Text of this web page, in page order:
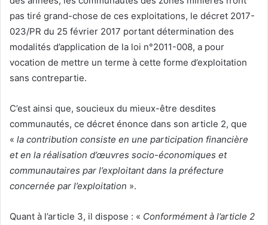
pas tiré grand-chose de ces exploitations, le décret 2017-
023/PR du 25 février 2017 portant détermination des
modalités d’application de la loi n°2011-008, a pour
vocation de mettre un terme à cette forme d’exploitation
sans contrepartie.
C’est ainsi que, soucieux du mieux-être desdites
communautés, ce décret énonce dans son article 2, que
« la contribution consiste en une participation financière
et en la réalisation d’œuvres socio-économiques et
communautaires par l’exploitant dans la préfecture
concernée par l’exploitation ».
Quant à l’article 3, il dispose : « Conformément à l’article 2